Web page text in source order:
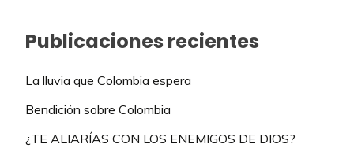
Publicaciones recientes
La lluvia que Colombia espera
Bendición sobre Colombia
¿TE ALIARÍAS CON LOS ENEMIGOS DE DIOS?